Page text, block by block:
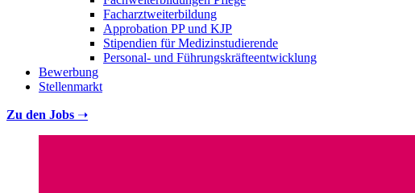
Facharztweiterbildung
Approbation PP und KJP
Stipendien für Medizinstudierende
Personal- und Führungskräfteentwicklung
Bewerbung
Stellenmarkt
Zu den Jobs ➝